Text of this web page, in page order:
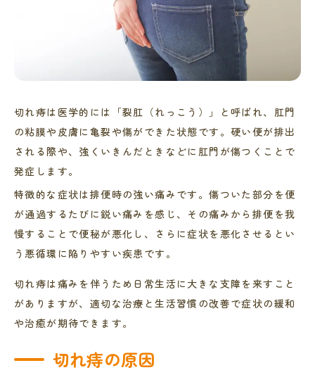
切れ痔は医学的には「裂肛（れっこう）」と呼ばれ、肛門
の粘膜や皮膚に亀裂や傷ができた状態です。硬い便が排出
される際や、強くいきんだときなどに肛門が傷つくことで
発症します。
特徴的な症状は排便時の強い痛みです。傷ついた部分を便
が通過するたびに鋭い痛みを感じ、その痛みから排便を我
慢することで便秘が悪化し、さらに症状を悪化させるとい
う悪循環に陥りやすい疾患です。
切れ痔は痛みを伴うため日常生活に大きな支障を来すこと
がありますが、適切な治療と生活習慣の改善で症状の緩和
や治癒が期待できます。
切れ痔の原因